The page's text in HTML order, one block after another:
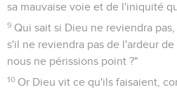
sa mauvaise voie et de l'iniquité
9 Qui sait si Dieu ne reviendra
s'il ne reviendra pas de l'ardeur
nous ne périssions point ?"
10 Or Dieu vit ce qu'ils faisaient,